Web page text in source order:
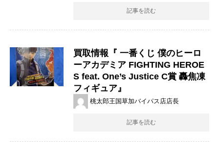
記事を読む
買取情報『 一番くじ ​僕のヒーロ
ーアカデミア ​FIGHTING ​HEROE
S ​feat. ​One’s ​Justice ​C賞 ​轟焦凍 ​
フィギュア』
桃太郎王国草加バイパス店店長
記事を読む